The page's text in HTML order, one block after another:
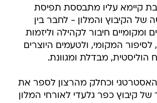
בת קיימא עליו מתבססת תפיסת
של הקיבוץ והמלון - לחבר בין
ומקומיים חיבור לקהילה וליזמות
המקומי, ולטעמים היוצרים
הוליסטית, מבדלת ומגוונת.
וכחלק מהרצון לספר את
של קיבוץ כפר גלעדי לאורחי המלון